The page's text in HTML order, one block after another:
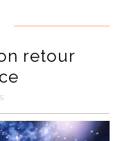
retour